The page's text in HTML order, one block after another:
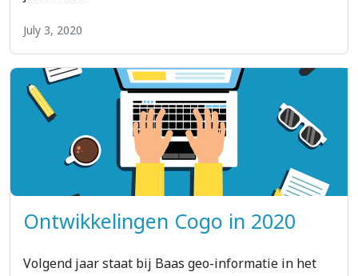
July 3, 2020
Ontwikkelingen Cogo in 2020
Volgend jaar staat bij Baas geo-informatie in het